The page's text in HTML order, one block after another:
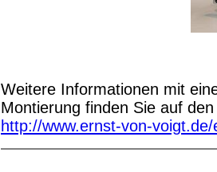
Weitere Informationen mit
Montierung finden Sie auf
http://www.ernst-von-